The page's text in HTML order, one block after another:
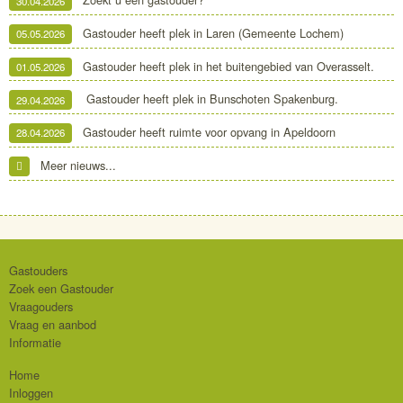
05.05.2026 Gastouder heeft plek in Laren (Gemeente Lochem)
01.05.2026 Gastouder heeft plek in het buitengebied van Overasselt.
29.04.2026 Gastouder heeft plek in Bunschoten Spakenburg.
28.04.2026
Gastouder heeft ruimte voor opvang in Apeldoorn
Meer nieuws...
Gastouders
Zoek een Gastouder
Vraagouders
Vraag en aanbod
Informatie
Home
Inloggen